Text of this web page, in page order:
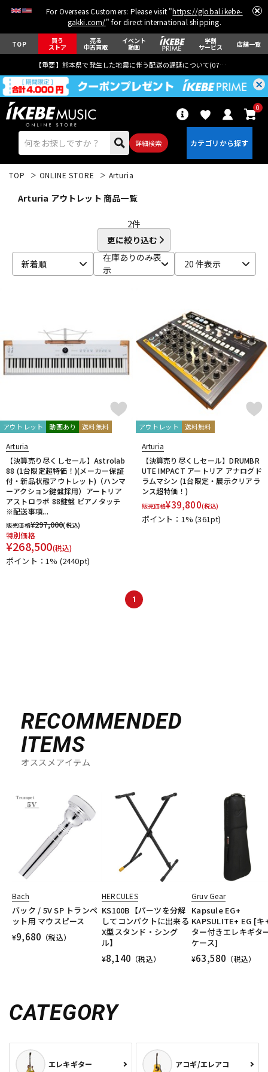
For Overseas Customers: Please visit "https://global.ikebe-
gakki.com/" for direct international shipping.
TOP 買う
ストア
売る
中古買取
イベント
動画
学割
サービス 店舗一覧
【重要】熊本県で発生した地震に伴う配送の遅延について(07月29日
詳細検索
0
ドラム パーカッション
キーボード 電子ピアノ
アンプ エフェクター
DJ機器 DTM
DTM オンライン納品
TOP ONLINE STORE Arturia
Arturia アウトレット 商品一覧
2件
更に絞り込む
新着順
在庫ありのみ表
示
20 件表示
アウトレット 動画あり 送料無料
Arturia
【決算売り尽くしセール】Astrolab
88 (1台限定超特価！)(メーカー保証
付・新品状態アウトレット)（ハンマ
ーアクション鍵盤採用）アートリア
アストロラボ 88鍵盤 ピアノタッチ
※配送事項...
販売価格¥297,000(税込)
特別価格
¥268,500(税込)
ポイント：1% (2440pt)
アウトレット 送料無料
Arturia
【決算売り尽くしセール】DRUMBR
UTE IMPACT アートリア アナログド
ラムマシン (1台限定・展示クリアラ
ンス超特価！)
販売価格¥39,800(税込)
ポイント：1%(361pt)
1
RECOMMENDED
ITEMS
オススメアイテム
Bach
バック / 5V SP トランペ
ット用 マウスピース
¥9,680 （税込）
HERCULES
KS100B【パーツを分解
してコンパクトに出来る
X型スタンド・シング
ル】
¥8,140 （税込）
Gruv Gear
Kapsule EG+
KAPSULITE+ EG [キ
ター付きエレキギタ
ケース]
¥63,580 （税込）
CATEGORY
エレキギター アコギ/エレアコ